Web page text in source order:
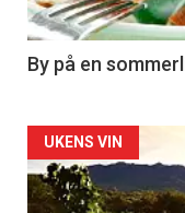
-
5
By på en
Forsiden
akkurat
UKENS VIN